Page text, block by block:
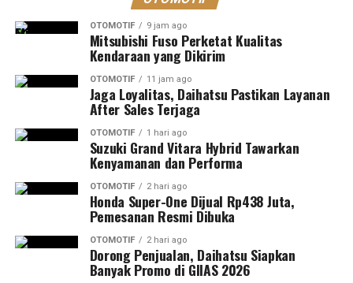
OTOMOTIF 9 jam ago
Mitsubishi Fuso Perketat Kualitas
Kendaraan yang Dikirim
OTOMOTIF 11 jam ago
Jaga Loyalitas, Daihatsu Pastikan Layanan
After Sales Terjaga
OTOMOTIF 1 hari ago
Suzuki Grand Vitara Hybrid Tawarkan
Kenyamanan dan Performa
OTOMOTIF 2 hari ago
Honda Super-One Dijual Rp438 Juta,
Pemesanan Resmi Dibuka
OTOMOTIF 2 hari ago
Dorong Penjualan, Daihatsu Siapkan
Banyak Promo di GIIAS 2026